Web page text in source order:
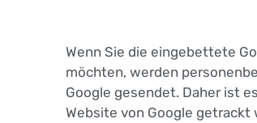
Wenn Sie die eingebettete
möchten, werden
Google gesendet. Daher ist
Website von Google getrackt